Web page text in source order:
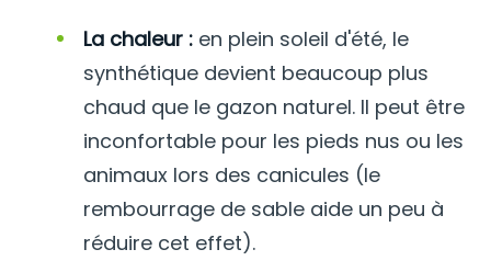
La chaleur : en plein soleil d'été, le
synthétique devient beaucoup plus
chaud que le gazon naturel. Il peut être
inconfortable pour les pieds nus ou les
animaux lors des canicules (le
rembourrage de sable aide un peu à
réduire cet effet).